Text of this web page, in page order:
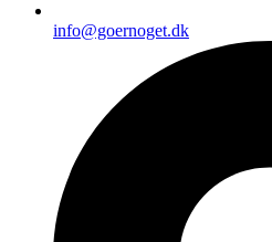
info@goernoget.dk